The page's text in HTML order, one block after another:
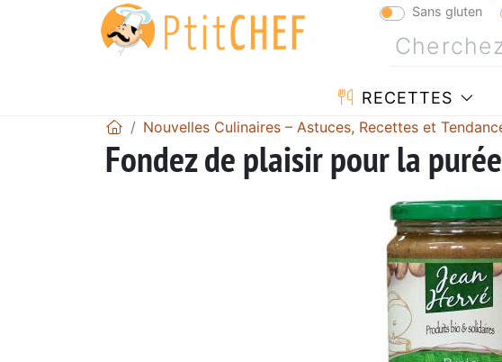
Sans gluten
RECETTES
Nouvelles Culinaires – Astuces, Recettes et
Fondez de plaisir pour la